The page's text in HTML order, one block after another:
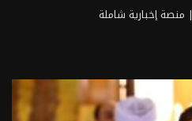
| منصة إخبارية شاملة